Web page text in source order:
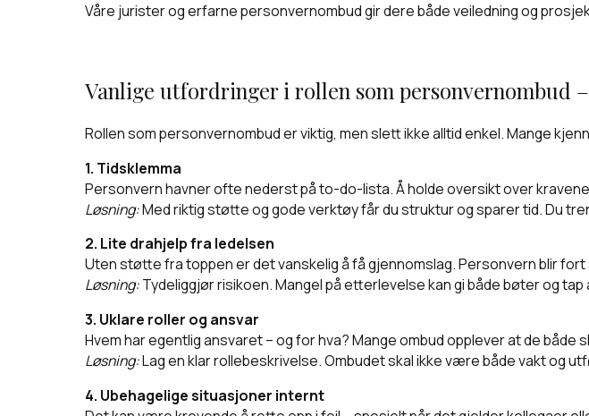
Våre jurister og erfarne personvernombud gir dere både veiledning og
Vanlige utfordringer i rollen som personvernombud
Rollen som personvernombud er viktig, men slett ikke alltid enkel. Mange
1. Tidsklemma
Personvern havner ofte nederst på to-do-lista. Å holde oversikt over
Løsning:Med riktig støtte og gode verktøy får du struktur og sparer tid. Du
2. Lite drahjelp fra ledelsen
Uten støtte fra toppen er det vanskelig å få gjennomslag. Personvern blir
Løsning:Tydeliggjør risikoen. Mangel på etterlevelse kan gi både bøter og
3. Uklare roller og ansvar
Hvem har egentlig ansvaret – og for hva? Mange ombud opplever at de både
Løsning:Lag en klar rollebeskrivelse. Ombudet skal ikke være både vakt og
4. Ubehagelige situasjoner internt